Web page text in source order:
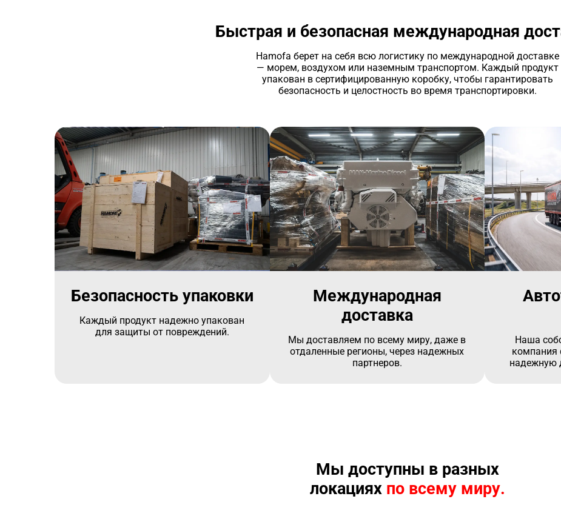
Быстрая и безопасная международная
Hamofa берет на себя всю логистику по международной доставке
— морем, воздухом или наземным транспортом. Каждый продукт
упакован в сертифицированную коробку, чтобы гарантировать
безопасность и целостность во время транспортировки.
Безопасность упаковки
Каждый продукт надежно упакован
для защиты от повреждений.
Международная
доставка
Мы доставляем по всему миру, даже в
отдаленные регионы, через надежных
партнеров.
Наша
компания
надежную
Мы доступны в разных
локациях по всему миру.